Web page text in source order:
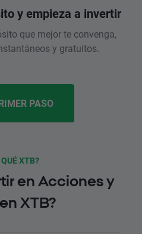
y empieza a invertir
que mejor te convenga,
y gratuitos.
PASO
XTB?
en Acciones y
XTB?